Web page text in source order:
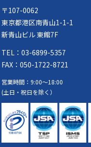
〒107-0062
東京都港区南青山1-1-1
新青山ビル 東館7F
TEL：03-6899-5357
FAX：050-1722-8721
営業時間：9:00～18:00
(土日・祝日を除く）